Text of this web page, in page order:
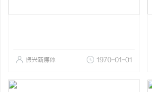
振兴新媒体 1970-01-01